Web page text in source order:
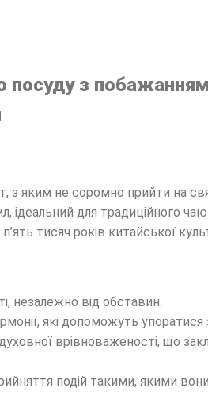
посуду з
з яким не соромно прийти на
ідеальний для традиційного
тисяч років китайської
незалежно від обставин.
які допоможуть
врівноваженості, що
подій такими, якими